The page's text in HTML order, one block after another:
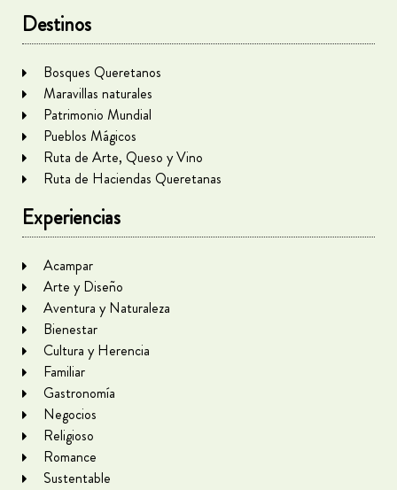
Destinos
Bosques Queretanos
Maravillas naturales
Patrimonio Mundial
Pueblos Mágicos
Ruta de Arte, Queso y Vino
Ruta de Haciendas Queretanas
Experiencias
Acampar
Arte y Diseño
Aventura y Naturaleza
Bienestar
Cultura y Herencia
Familiar
Gastronomía
Negocios
Religioso
Romance
Sustentable